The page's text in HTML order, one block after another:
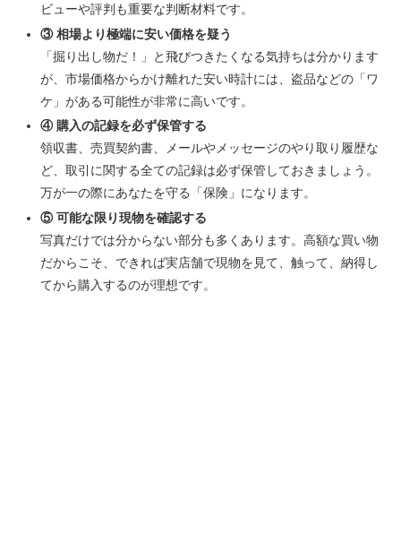
ビューや評判も重要な判断材料です。
③ 相場より極端に安い価格を疑う
「掘り出し物だ！」と飛びつきたくなる気持ちは分かります
が、市場価格からかけ離れた安い時計には、盗品などの「ワ
ケ」がある可能性が非常に高いです。
④ 購入の記録を必ず保管する
領収書、売買契約書、メールやメッセージのやり取り履歴な
ど、取引に関する全ての記録は必ず保管しておきましょう。
万が一の際にあなたを守る「保険」になります。
⑤ 可能な限り現物を確認する
写真だけでは分からない部分も多くあります。高額な買い物
だからこそ、できれば実店舗で現物を見て、触って、納得し
てから購入するのが理想です。